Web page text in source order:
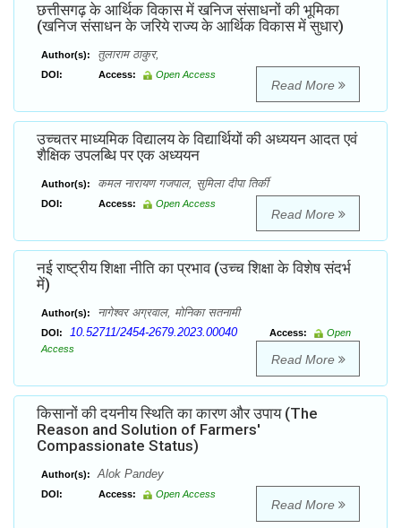
छत्तीसगढ़ के आर्थिक विकास में खनिज संसाधनों की भूमिका
(खनिज संसाधन के जरिये राज्य के आर्थिक विकास में सुधार)
Author(s): तुलाराम ठाकुर,
DOI: Access: Open Access
Read More
उच्चतर माध्यमिक विद्यालय के विद्यार्थियों की अध्ययन आदत एवं
शैक्षिक उपलब्धि पर एक अध्ययन
Author(s): कमल नारायण गजपाल, सुमिला दीपा तिर्की
DOI: Access: Open Access
Read More
नई राष्ट्रीय शिक्षा नीति का प्रभाव (उच्च शिक्षा के विशेष संदर्भ
में)
Author(s): नागेश्वर अग्रवाल, मोनिका सतनामी
DOI: 10.52711/2454-2679.2023.00040 Access:
Open
Access
Read More
किसानों की दयनीय स्थिति का कारण और उपाय (The
Reason and Solution of Farmers'
Compassionate Status)
Author(s): Alok Pandey
DOI: Access: Open Access
Read More